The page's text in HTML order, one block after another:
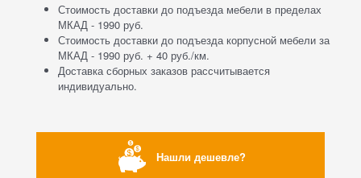
Стоимость доставки до подъезда мебели в пределах
МКАД - 1990 руб.
Стоимость доставки до подъезда корпусной мебели за
МКАД - 1990 руб. + 40 руб./км.
Доставка сборных заказов рассчитывается
индивидуально.
Нашли дешевле?